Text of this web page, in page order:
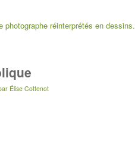
réinterprétés en dessins.
Élise Cottenot